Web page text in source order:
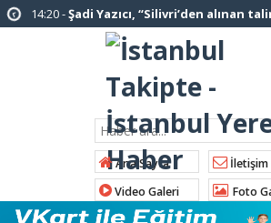
14:20 -Şadi Yazıcı, “Silivri’den alınan
hakkımda karalama kampanyası yürütülüyor”
başkanlarından İl Başkanı Özdemir’e ziyaret
Tuzla Belediye Başkanı Eren Ali
Bingöl’den İBB’ye tepki
İstanbul Emniyet
“Gök Kubbe’de, Mavi Vatan’da, Şanlı
Ana Sayfa
İletişim
Video Galeri
Foto